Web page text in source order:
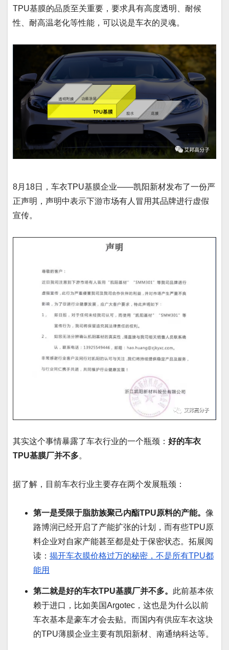
TPU基膜的品质至关重要，要求具有高度透明、耐候
性、耐高温老化等性能，可以说是车衣的灵魂。
8月18日，车衣TPU基膜企业——凯阳新材发布了一份严
正声明，声明中表示下游市场有人冒用其品牌进行虚假
宣传。
其实这个事情暴露了车衣行业的一个瓶颈： 好的车衣
TPU基膜厂并不多。
据了解，目前车衣行业主要存在两个发展瓶颈：
第一是受限于脂肪族聚己内酯TPU原料的产能。 像
路博润已经开启了产能扩张的计划，而有些TPU原
料企业对自家产能甚至都是处于保密状态。拓展阅
读： 揭开车衣膜价格过万的秘密，不是所有TPU都
能用
第二就是好的车衣TPU基膜厂并不多。 此前基本依
赖于进口，比如美国Argotec，这也是为什么以前
车衣基本是豪车才会去贴。而国内有供应车衣这块
的TPU薄膜企业主要有凯阳新材、南通纳科达等。